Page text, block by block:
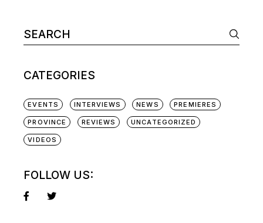
CATEGORIES
EVENTS INTERVIEWS NEWS PREMIERES
PROVINCE REVIEWS UNCATEGORIZED
VIDEOS
FOLLOW US: